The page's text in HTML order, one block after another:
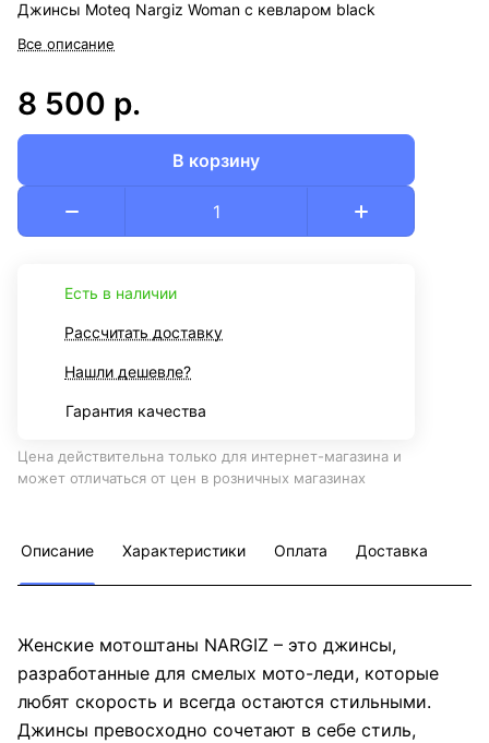
Джинсы Moteq Nargiz Woman с кевларом black
Все описание
8 500 р.
В корзину
Есть в наличии
Рассчитать доставку
Нашли дешевле?
Гарантия качества
Цена действительна только для интернет-магазина и
может отличаться от цен в розничных магазинах
Описание Характеристики Оплата Доставка
Женские мотоштаны NARGIZ – это джинсы,
разработанные для смелых мото-леди, которые
любят скорость и всегда остаются стильными.
Джинсы превосходно сочетают в себе стиль,